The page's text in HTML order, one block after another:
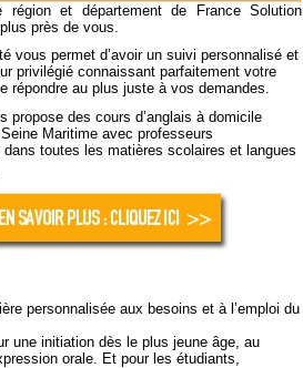
régionet départementde FranceSolution
près de vous.
vous permet d’avoir un suivi personnalisé et
privilégié connaissant parfaitement votre
répondre au plus juste à vos demandes.
propose des cours d’anglais à domicile
Maritime avec professeurs
dans toutes les matières scolaires et langues
personnalisée aux besoins et à l’emploi du
une initiation dès le plus jeune âge, au
orale. Et pour les étudiants,